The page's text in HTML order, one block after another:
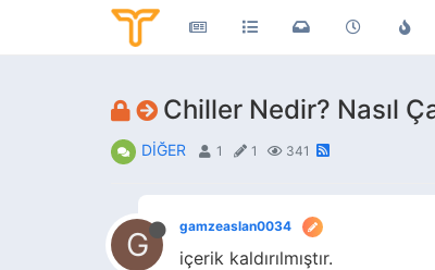
Chiller Nedir? Nasıl
DİĞER 1 1 341
G gamzeaslan0034
içerik kaldırılmıştır.